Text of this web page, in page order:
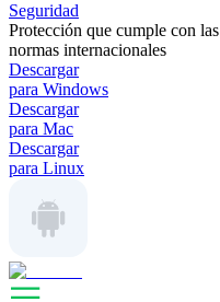
Seguridad
Protección que cumple con las
normas internacionales
Descargar
para Windows
Descargar
para Mac
Descargar
para Linux